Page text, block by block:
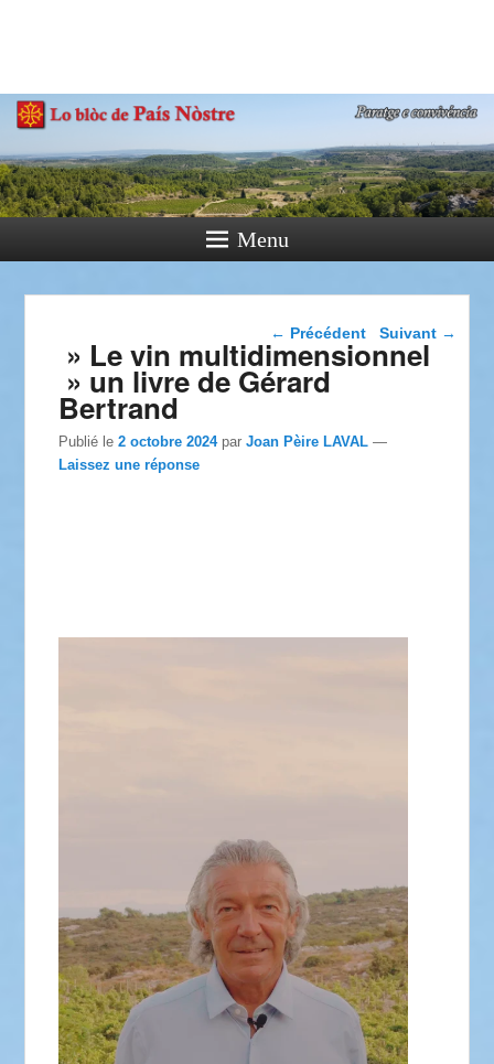
Paratge e Convivència
Menu
Navigation dans les
articles
← Précédent Suivant →
» Le vin multidimensionnel
» un livre de Gérard
Bertrand
Publié le2 octobre 2024 parJoan Pèire LAVAL —
Laissez une réponse